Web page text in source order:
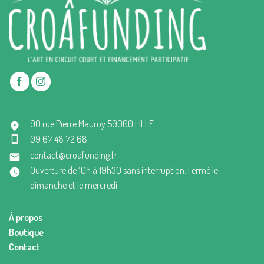
90 rue Pierre Mauroy 59000 LILLE
09 67 48 72 68
contact@croafunding.fr
Ouverture de 10h à 19h30 sans interruption. Fermé le
dimanche et le mercredi.
À propos
Boutique
Contact